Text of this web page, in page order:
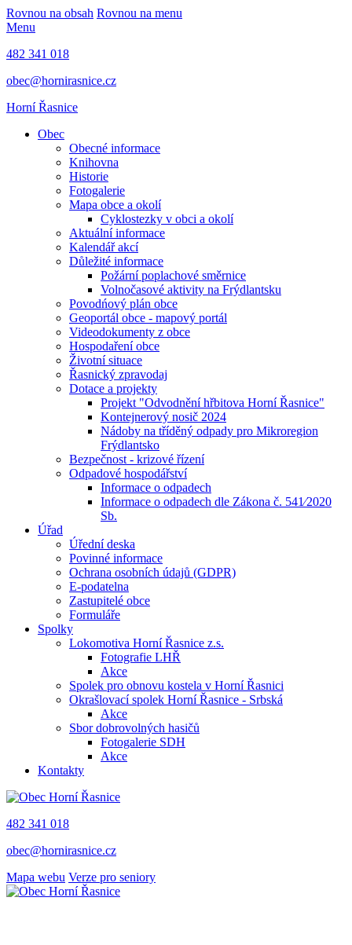
Rovnou na obsah Rovnou na menu
Menu
482 341 018
obec@hornirasnice.cz
Horní Řasnice
Obec
Obecné informace
Knihovna
Historie
Fotogalerie
Mapa obce a okolí
Cyklostezky v obci a okolí
Aktuální informace
Kalendář akcí
Důležité informace
Požární poplachové směrnice
Volnočasové aktivity na Frýdlantsku
Povodńový plán obce
Geoportál obce - mapový portál
Videodokumenty z obce
Hospodaření obce
Životní situace
Řasnický zpravodaj
Dotace a projekty
Projekt "Odvodnění hřbitova Horní Řasnice"
Kontejnerový nosič 2024
Nádoby na tříděný odpady pro Mikroregion
Frýdlantsko
Bezpečnost - krizové řízení
Odpadové hospodářství
Informace o odpadech
Informace o odpadech dle Zákona č. 541⁄2020
Sb.
Úřad
Úřední deska
Povinné informace
Ochrana osobních údajů (GDPR)
E-podatelna
Zastupitelé obce
Formuláře
Spolky
Lokomotiva Horní Řasnice z.s.
Fotografie LHŘ
Akce
Spolek pro obnovu kostela v Horní Řasnici
Okrašlovací spolek Horní Řasnice - Srbská
Akce
Sbor dobrovolných hasičů
Fotogalerie SDH
Akce
Kontakty
482 341 018
obec@hornirasnice.cz
Mapa webu Verze pro seniory